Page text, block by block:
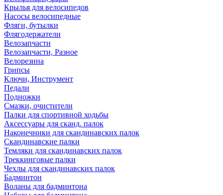
Крылья для велосипедов
Насосы велосипедные
Фляги, бутылки
Флягодержатели
Велозапчасти
Велозапчасти, Разное
Велорезина
Грипсы
Ключи, Инструмент
Педали
Подножки
Смазки, очистители
Палки для спортивной ходьбы
Аксессуары для сканд. палок
Наконечники для скандинавских палок
Скандинавские палки
Темляки для скандинавских палок
Треккинговые палки
Чехлы для скандинавских палок
Бадминтон
Воланы для бадминтона